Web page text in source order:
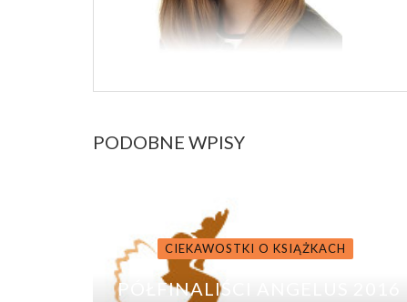
PODOBNE WPISY
CIEKAWOSTKI O KSIĄŻKACH
PÓŁFINALIŚCI ANGELUS 2016